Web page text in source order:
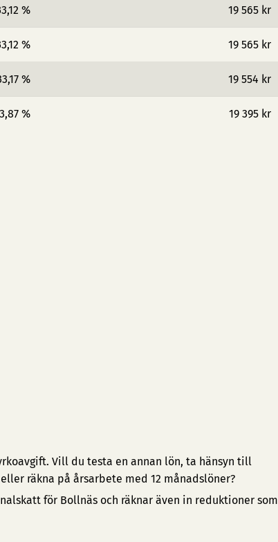
% 19 565 kr
% 19 565 kr
% 19 554 kr
% 19 395 kr
Vill du testa en annan lön, ta hänsyn till
räkna på årsarbete med 12 månadslöner?
för Bollnäs och räknar även in reduktioner som